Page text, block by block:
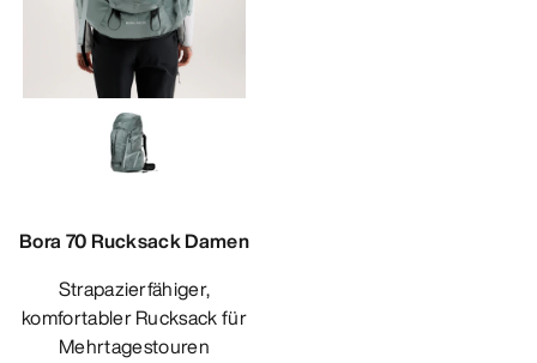
Bora 70 Rucksack Damen
Strapazierfähiger,
komfortabler Rucksack für
Mehrtagestouren